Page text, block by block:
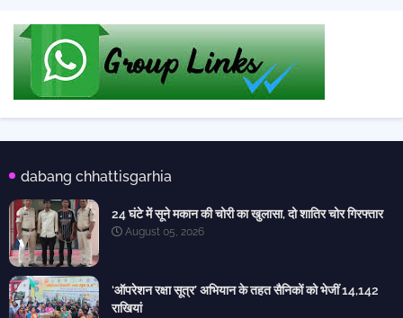
dabang chhattisgarhia
24 घंटे में सूने मकान की चोरी का खुलासा, दो शातिर चोर गिरफ्तार
August 05, 2026
‘ऑपरेशन रक्षा सूत्र’ अभियान के तहत सैनिकों को भेजीं 14,142
राखियां